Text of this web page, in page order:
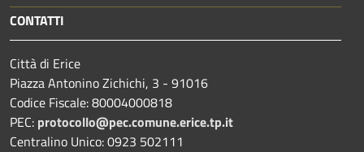
CONTATTI
Città di Erice
Piazza Antonino Zichichi, 3 - 91016
Codice Fiscale: 80004000818
PEC: protocollo@pec.comune.erice.tp.it
Centralino Unico: 0923 502111